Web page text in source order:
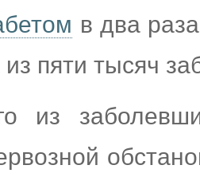
в два
пяти тысяч
из